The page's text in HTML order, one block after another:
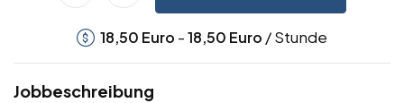
18,50 Euro -18,50 Euro / Stunde
Jobbeschreibung